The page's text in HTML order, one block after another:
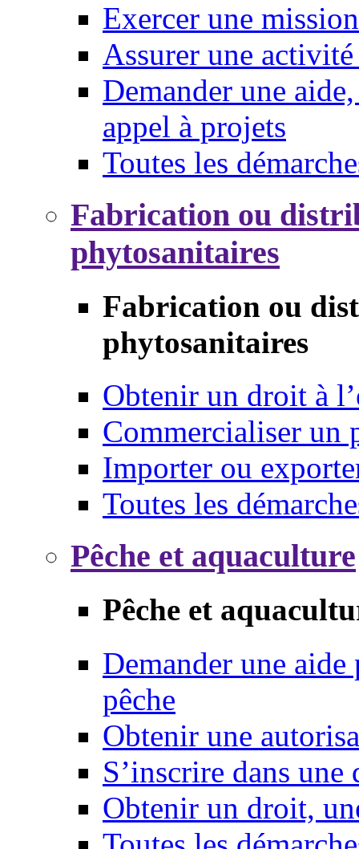
Exercer une mission
Assurer une
Demander une
appel à projets
Toutes les
Fabrication ou
phytosanitaires
Fabrication ou
phytosanitaires
Obtenir un droit à
Commercialiser un
Importer ou
Toutes les
Pêche et aquaculture
Pêche et
Demander une
pêche
Obtenir une
S’inscrire dans une
Obtenir un droit,